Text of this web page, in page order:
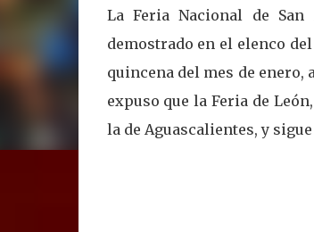
La Feria Nacional de
demostrado en el elenco
quincena del mes de enero,
expuso que la Feria de
la de Aguascalientes, y